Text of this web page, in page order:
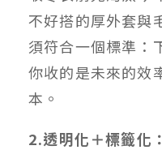
不好搭的厚外套與
須符合一個標準：
你收的是未來的效
本。
2.透明化＋標籤化